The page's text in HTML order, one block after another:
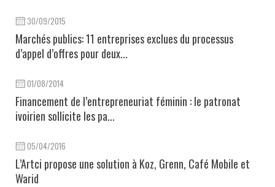
30/09/2015
Marchés publics: 11 entreprises exclues du processus
d’appel d’offres pour deux...
01/08/2014
Financement de l’entrepreneuriat féminin : le patronat
ivoirien sollicite les pa...
05/04/2016
L’Artci propose une solution à Koz, Grenn, Café Mobile et
Warid